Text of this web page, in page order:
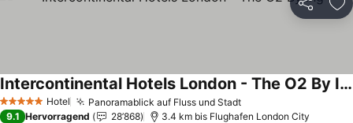
Teilen
5 Sterne Hotel Panoramablick auf Fluss und StadtPreise sehen
Intercontinental Hotels London - The O2 By Ihg
Preise sehen
9.1 Hervorragend 28’868 3.4 km bis Flughafen London City